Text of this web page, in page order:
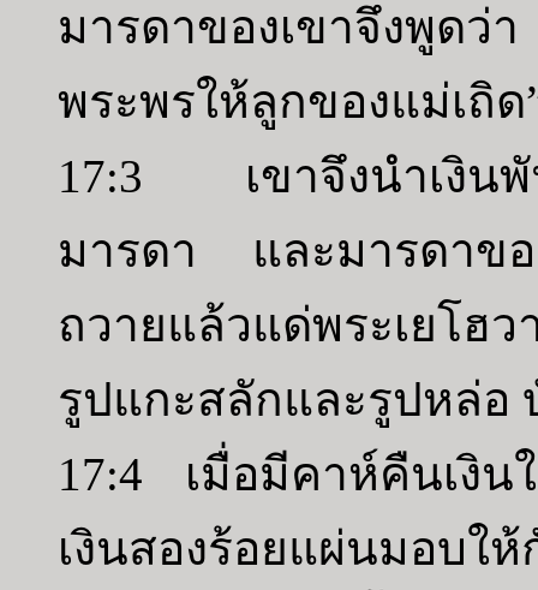
มารดาของเขาจึงพูดว่
พระพรให้ลูกของแม่เถิด
17:3 เขาจึงนำเงินพั
มารดา และมารดาขอ
ถวายแล้วแด่พระเยโฮ
รูปแกะสลักและรูปหล่อ
17:4 เมื่อมีคาห์คืนเงิ
เงินสองร้อยแผ่นมอบใ